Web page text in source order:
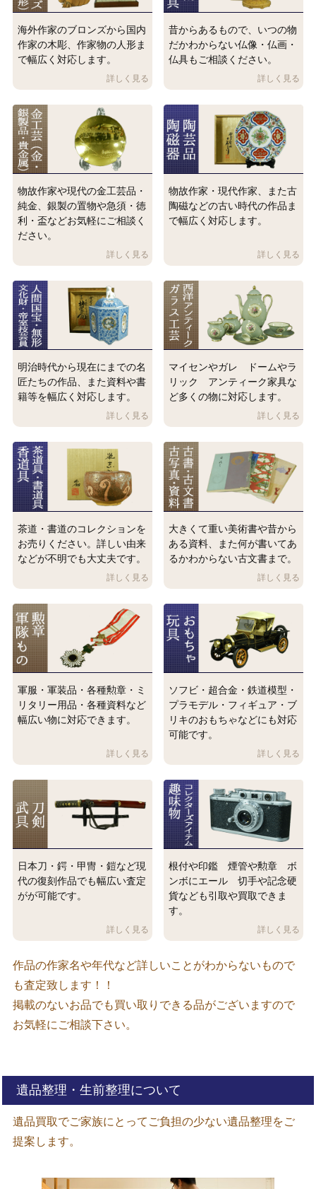
海外作家のブロンズから国内
作家の木彫、作家物の人形ま
で幅広く対応します。
昔からあるもので、いつの物
だかわからない仏像・仏画・
仏具もご相談ください。
物故作家や現代の金工芸品・
純金、銀製の置物や急須・徳
利・盃などお気軽にご相談く
ださい。
物故作家・現代作家、また古
陶磁などの古い時代の作品ま
で幅広く対応します。
明治時代から現在にまでの名
匠たちの作品、また資料や書
籍等を幅広く対応します。
マイセンやガレ ドームやラ
リック アンティーク家具な
ど多くの物に対応します。
茶道・書道のコレクションを
お売りください。詳しい由来
などが不明でも大丈夫です。
大きくて重い美術書や昔から
ある資料、また何が書いてあ
るかわからない古文書まで。
軍服・軍装品・各種勲章・ミ
リタリー用品・各種資料など
幅広い物に対応できます。
ソフビ・超合金・鉄道模型・
プラモデル・フィギュア・ブ
リキのおもちゃなどにも対応
可能です。
日本刀・鍔・甲冑・鎧など現
代の復刻作品でも幅広い査定
がが可能です。
根付や印鑑 煙管や勲章 ボ
ンボにエール 切手や記念硬
貨なども引取や買取できま
す。
作品の作家名や年代など詳しいことがわからないもので
も査定致します！！
掲載のないお品でも買い取りできる品がございますので
お気軽にご相談下さい。
遺品整理・生前整理について
遺品買取でご家族にとってご負担の少ない遺品整理をご
提案します。